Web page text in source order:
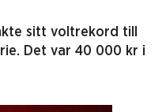
sitt voltrekord till
Det var 40 000 kr i